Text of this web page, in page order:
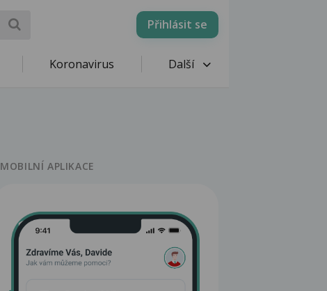
Přihlásit se
Koronavirus Další
MOBILNÍ APLIKACE